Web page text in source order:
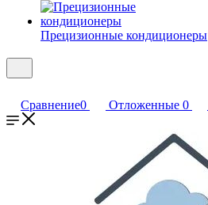
Прецизионные кондиционеры
Сравнение0 Отложенные 0